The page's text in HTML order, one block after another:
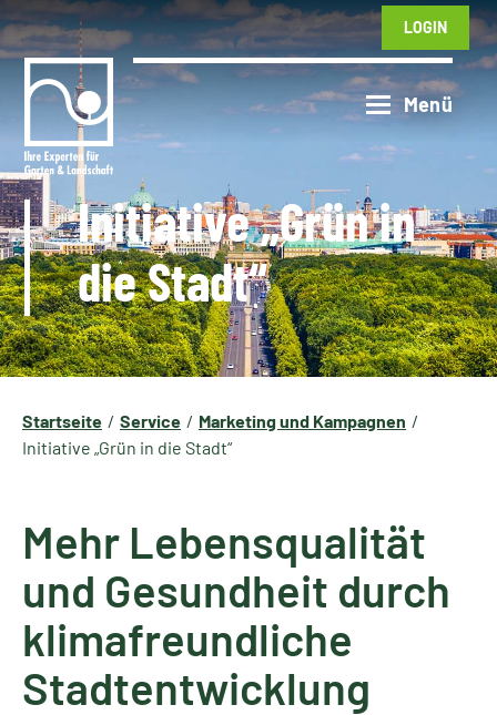
LOGIN
Initiative „Grün in
die Stadt“
Startseite Service
Marketing und Kampagnen
Initiative „Grün in die Stadt“
Mehr Lebensqualität
und Gesundheit durch
klimafreundliche
Stadtentwicklung